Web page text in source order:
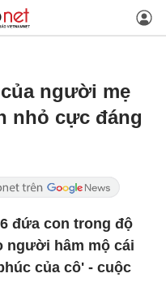
người mẹ
nhỏ cực đáng
đứa con trong độ
người hâm mộ cái
của cô' - cuộc